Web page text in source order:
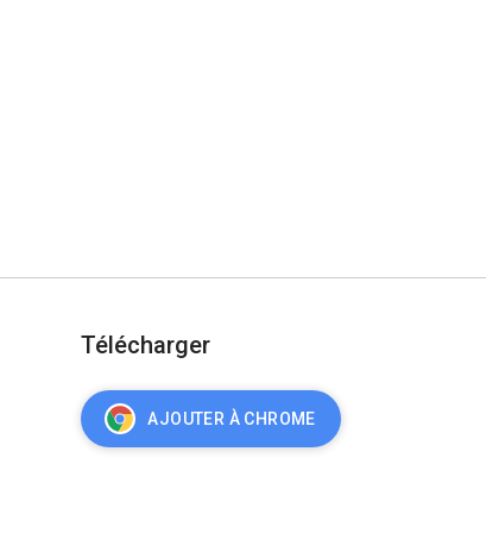
Télécharger
AJOUTER À CHROME